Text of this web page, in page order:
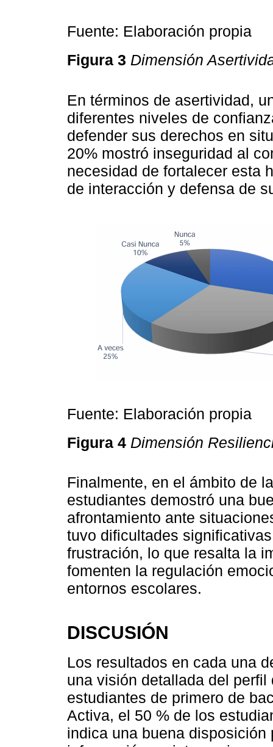
Fuente: Elaboración propia
Figura 3 Dimensión
En términos de asertividad,
diferentes niveles de
defender sus derechos en
20% mostró inseguridad al
necesidad de fortalecer esta
de interacción y defensa de
Fuente: Elaboración propia
Figura 4 Dimensión
Finalmente, en el ámbito de
estudiantes demostró una
afrontamiento ante
tuvo dificultades
frustración, lo que resalta la
fomenten la regulación
entornos escolares.
DISCUSIÓN
Los resultados en cada una
una visión detallada del
estudiantes de primero de
Activa, el 50 % de los
indica una buena